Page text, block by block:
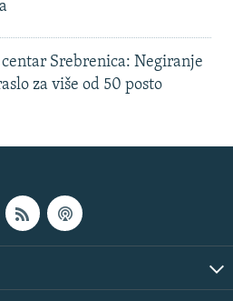
Srebrenica: Negiranje
za više od 50 posto